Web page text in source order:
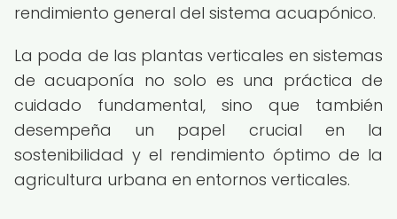
rendimiento general del sistema acuapónico.
La poda de las plantas verticales en sistemas
de acuaponía no solo es una práctica de
cuidado fundamental, sino que también
desempeña un papel crucial en la
sostenibilidad y el rendimiento óptimo de la
agricultura urbana en entornos verticales.